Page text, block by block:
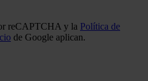
reCAPTCHA y la Política de
de Google aplican.